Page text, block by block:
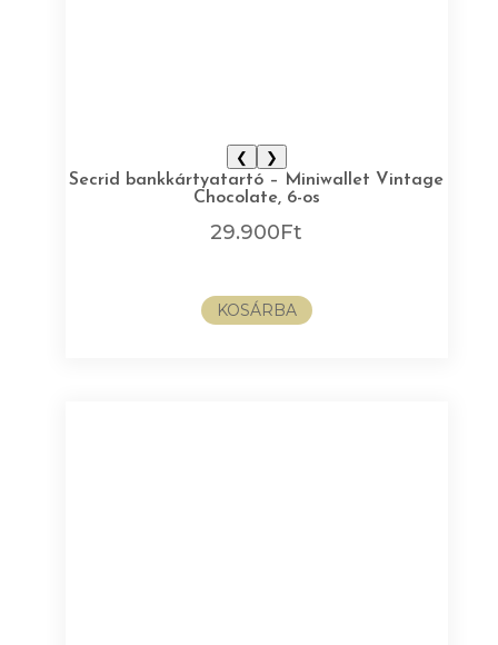
❮
❯
Secrid bankkártyatartó – Miniwallet Vintage
Chocolate, 6-os
29.900Ft
KOSÁRBA